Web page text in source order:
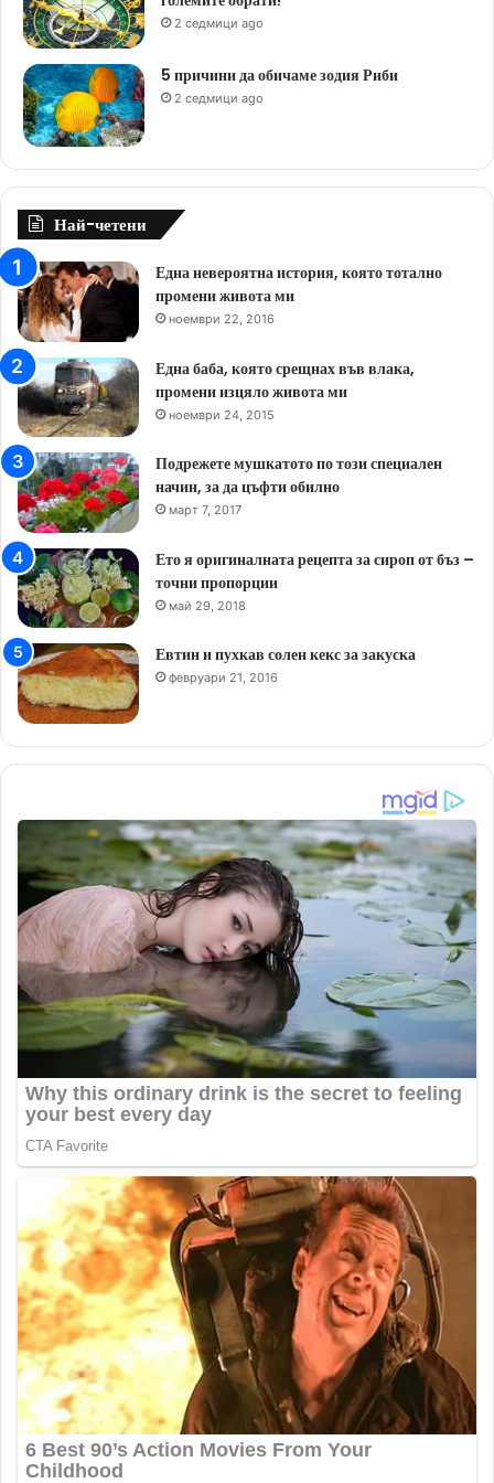
2 седмици ago
5 причини да обичаме зодия Риби
2 седмици ago
Най-четени
Една невероятна история, която тотално
промени живота ми
ноември 22, 2016
Една баба, която срещнах във влака,
промени изцяло живота ми
ноември 24, 2015
Подрежете мушкатото по този специален
начин, за да цъфти обилно
март 7, 2017
Ето я оригиналната рецепта за сироп от бъз –
точни пропорции
май 29, 2018
Евтин и пухкав солен кекс за закуска
февруари 21, 2016